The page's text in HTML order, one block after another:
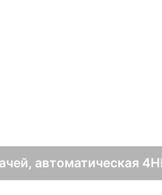
автоматическая